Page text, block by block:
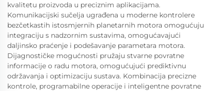
kvalitetu proizvoda u preciznim aplikacijama.
Komunikacijski sučelja ugrađena u moderne kontrolere
bezčetkastih istosmjernih planetarnih motora omogućuju
integraciju s nadzornim sustavima, omogućavajući
daljinsko praćenje i podešavanje parametara motora.
Dijagnostičke mogućnosti pružaju stvarne povratne
informacije o radu motora, omogućujući prediktivnu
održavanja i optimizaciju sustava. Kombinacija precizne
kontrole, programabilne operacije i inteligentne povratne